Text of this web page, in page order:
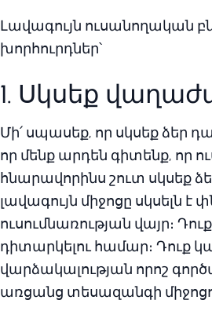
Լավագույն ուսանողական
խորհուրդներ՝
1. Սկսեք
Մի՛ սպասեք, որ սկսեք
որ մենք արդեն գիտենք,
հնարավորինս շուտ սկսեք
լավագույն միջոցը սկսելն
ուսումնառության վայր։
դիտարկելու համար։ Դուք
վարձակալության որոշ
առցանց տեսազանգի